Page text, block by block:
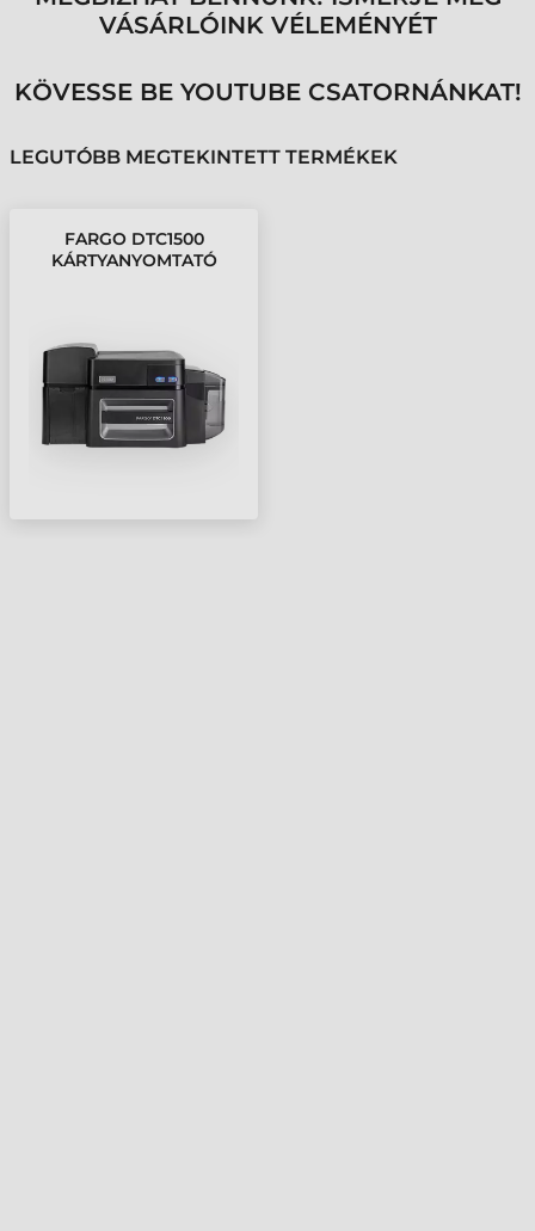
VÁSÁRLÓINK VÉLEMÉNYÉT
KÖVESSE BE YOUTUBE CSATORNÁNKAT!
LEGUTÓBB MEGTEKINTETT TERMÉKEK
FARGO DTC1500
KÁRTYANYOMTATÓ